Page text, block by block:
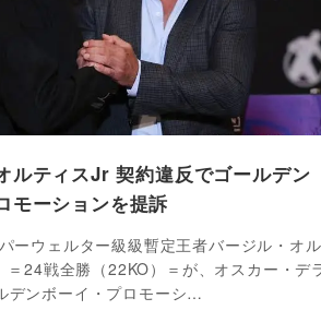
ルティスJr 契約違反でゴールデン
モーションを提訴
ーウェルター級級暫定王者バージル・オル
＝24戦全勝（22KO）＝が、オスカー・デ
デンボーイ・プロモーシ…